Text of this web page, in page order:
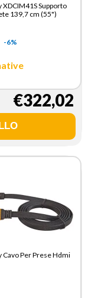
XDCIM41S Supporto
139,7 cm (55")
-6%
€322,02
Cavo Per Prese Hdmi